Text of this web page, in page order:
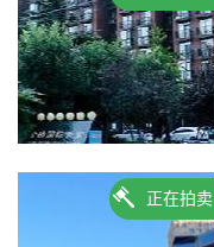
正在拍卖